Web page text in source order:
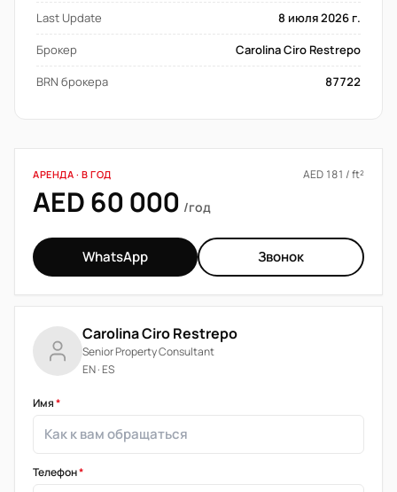
Last Update
8 июля 2026 г.
Брокер
Carolina Ciro Restrepo
BRN брокера
87722
АРЕНДА · В ГОД AED 181 / ft²
AED 60 000 /год
WhatsApp Звонок
Carolina Ciro Restrepo
Senior Property Consultant
EN · ES
Имя*
Телефон*